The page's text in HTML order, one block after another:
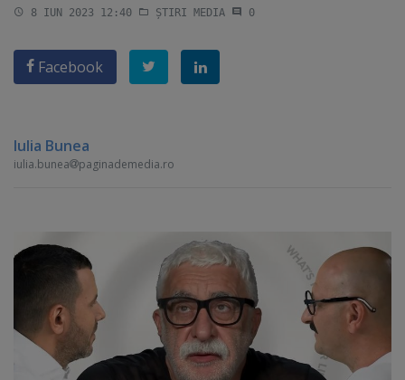
8 IUN 2023 12:40 ȘTIRI MEDIA 0
Facebook
Iulia Bunea
iulia.bunea paginademedia.ro